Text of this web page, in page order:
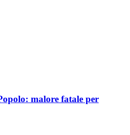
malore fatale per